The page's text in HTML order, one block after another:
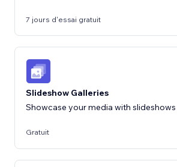
7 jours d'essai gratuit
Slideshow Galleries
Showcase your media with slideshows
Gratuit